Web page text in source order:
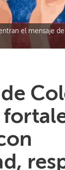
el mensaje de